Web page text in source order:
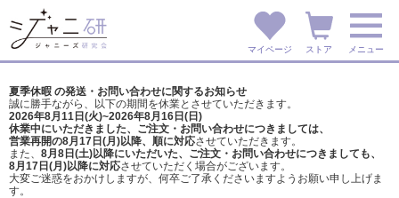
マイページ ストア メニュー
夏季休暇 の発送・お問い合わせに関するお知らせ
誠に勝手ながら、以下の期間を休業とさせていただきます。
2026年8月11日(火)~2026年8月16日(日)
休業中にいただきました、ご注文・お問い合わせにつきましては、
営業再開の8月17日(月)以降、順に対応させていただきます。
また、 8月8日(土)以降にいただいた、ご注文・ お問い合わせにつきましても、
8月17日(月)以降に対応させていただく場合がございます。
大変ご迷惑をおかけしますが、 何卒ご了承くださいますようお願い申し上げま
す。